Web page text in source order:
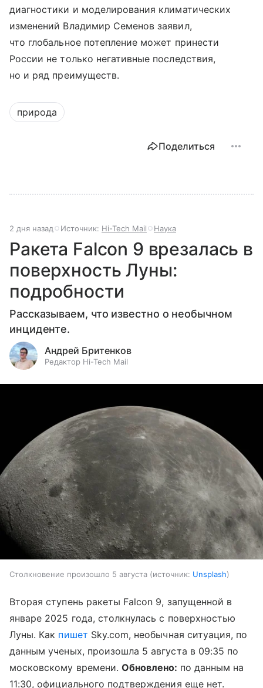
диагностики и моделирования климатических
изменений Владимир Семенов заявил,
что глобальное потепление может принести
России не только негативные последствия,
но и ряд преимуществ.
природа
Поделиться
2 дня назад Источник: Hi-Tech Mail Наука
Ракета Falcon 9 врезалась в
поверхность Луны:
подробности
Рассказываем, что известно о необычном
инциденте.
Андрей Бритенков
Редактор Hi-Tech Mail
Столкновение произошло 5 августа источник: Unsplash
Вторая ступень ракеты Falcon 9, запущенной в
январе 2025 года, столкнулась с поверхностью
Луны. Как пишет Sky.com, необычная ситуация, по
данным ученых, произошла 5 августа в 09:35 по
московскому времени.Обновлено: по данным на
11:30, официального подтверждения еще нет.